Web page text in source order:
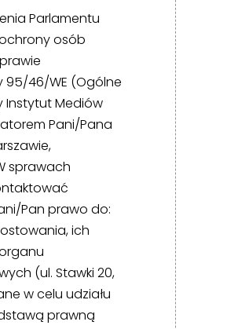
Parlamentu
ochrony osób
95/46/WE (Ogólne
Instytut Mediów
Pani/Pana
sprawach
Pan prawo do:
ich
(ul. Stawki 20,
w celu udziału
prawną